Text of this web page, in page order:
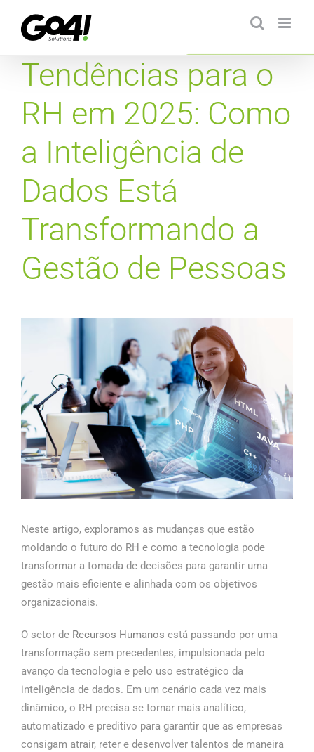
para
conteúdoTendências para o
RH em 2025: Como
a Inteligência de
Dados Está
Transformando a
Gestão de Pessoas
Neste artigo, exploramos as mudanças que estão
moldando o futuro do RH e como a tecnologia pode
transformar a tomada de decisões para garantir uma
gestão mais eficiente e alinhada com os objetivos
organizacionais.
O setor de Recursos Humanos está passando por uma
transformação sem precedentes, impulsionada pelo
avanço da tecnologia e pelo uso estratégico da
inteligência de dados. Em um cenário cada vez mais
dinâmico, o RH precisa se tornar mais analítico,
automatizado e preditivo para garantir que as empresas
consigam atrair, reter e desenvolver talentos de maneira